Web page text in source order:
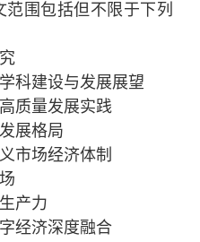
围包括但不限于下列
科建设与发展展望
质量发展实践
展格局
市场经济体制
产力
经济深度融合